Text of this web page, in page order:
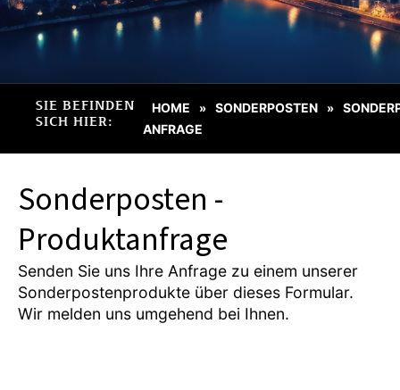
SIE BEFINDEN
SICH HIER:
HOME » SONDERPOSTEN »
ANFRAGE
Sonderposten -
Produktanfrage
Senden Sie uns Ihre Anfrage zu einem unserer
Sonderpostenprodukte über dieses Formular.
Wir melden uns umgehend bei Ihnen.